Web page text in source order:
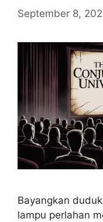
September 8,
Bayangkan
lampu perlahan